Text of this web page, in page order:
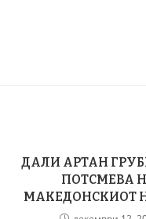
ДАЛИ АРТАН
ПОТСМЕВА
МАКЕДОНСКИОТ